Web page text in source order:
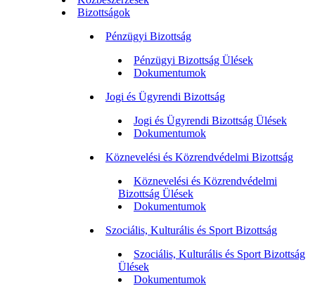
Bizottságok
Pénzügyi Bizottság
Pénzügyi Bizottság Ülések
Dokumentumok
Jogi és Ügyrendi Bizottság
Jogi és Ügyrendi Bizottság Ülések
Dokumentumok
Köznevelési és Közrendvédelmi Bizottság
Köznevelési és Közrendvédelmi
Bizottság Ülések
Dokumentumok
Szociális, Kulturális és Sport Bizottság
Szociális, Kulturális és Sport Bizottság
Ülések
Dokumentumok